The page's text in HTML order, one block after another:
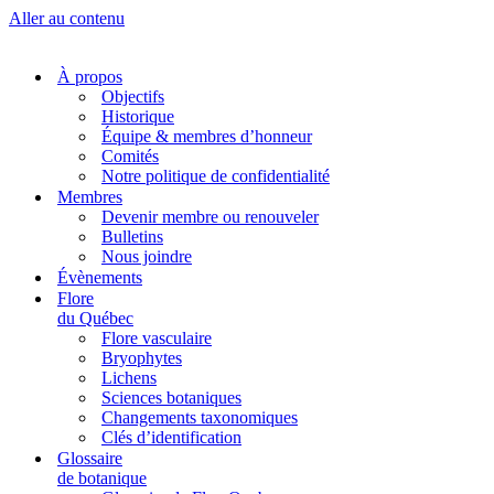
Aller au contenu
À propos
Objectifs
Historique
Équipe & membres d’honneur
Comités
Notre politique de confidentialité
Membres
Devenir membre ou renouveler
Bulletins
Nous joindre
Évènements
Flore
du Québec
Flore vasculaire
Bryophytes
Lichens
Sciences botaniques
Changements taxonomiques
Clés d’identification
Glossaire
de botanique